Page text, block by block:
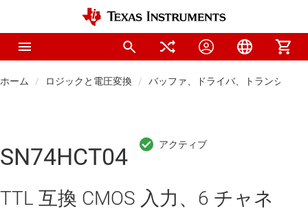
ホーム ロジックと電圧変換 バッファ、ドライバ、トランシーバ
SN74HCT04
TTL 互換 CMOS 入力、6 チャネ